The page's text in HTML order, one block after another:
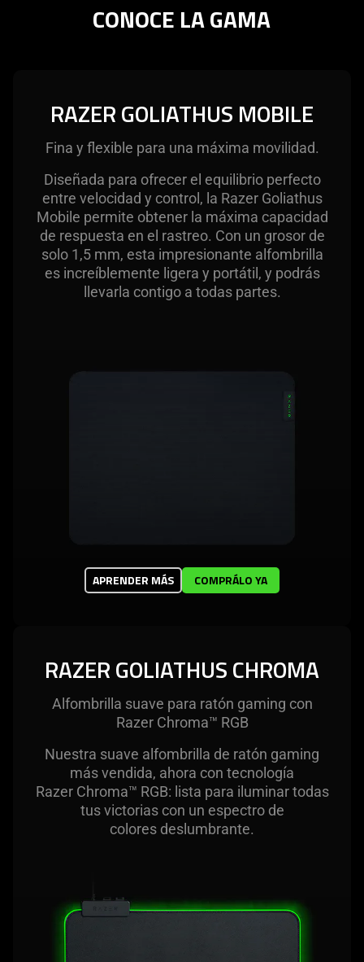
CONOCE LA GAMA
RAZER GOLIATHUS MOBILE
Fina y flexible para una máxima movilidad.
Diseñada para ofrecer el equilibrio perfecto
entre velocidad y control, la Razer Goliathus
Mobile permite obtener la máxima capacidad
de respuesta en el rastreo. Con un grosor de
solo 1,5 mm, esta impresionante alfombrilla
es increíblemente ligera y portátil, y podrás
llevarla contigo a todas partes.
APRENDER MÁS COMPRÁLO YA
RAZER GOLIATHUS CHROMA
Alfombrilla suave para ratón gaming con
Razer Chroma™ RGB
Nuestra suave alfombrilla de ratón gaming
más vendida, ahora con tecnología
Razer Chroma™ RGB: lista para iluminar todas
tus victorias con un espectro de
colores deslumbrante.